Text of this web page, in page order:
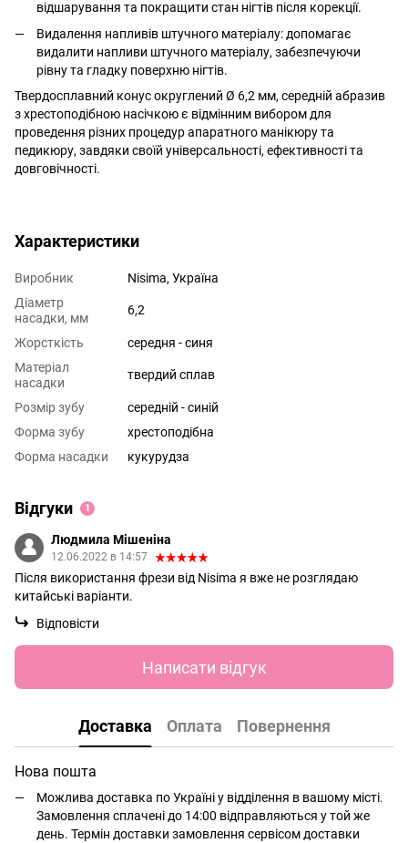
відшарування та покращити стан нігтів після корекції.
Видалення напливів штучного матеріалу: допомагає
видалити напливи штучного матеріалу, забезпечуючи
рівну та гладку поверхню нігтів.
Твердосплавний конус округлений Ø 6,2 мм, середній абразив
з хрестоподібною насічкою є відмінним вибором для
проведення різних процедур апаратного манікюру та
педикюру, завдяки своїй універсальності, ефективності та
довговічності.
Характеристики
Виробник
Nisima, Україна
Діаметр
насадки, мм
6,2
Жорсткість
середня - синя
Матеріал
насадки
твердий сплав
Розмір зубу
середній - синій
Форма зубу
хрестоподібна
Форма насадки
кукурудза
Відгуки 1
Людмила Мішеніна
12.06.2022 в 14:57
Після використання фрези від Nisima я вже не розглядаю
китайські варіанти.
Відповісти
Написати відгук
Доставка Оплата Повернення
Нова пошта
Можлива доставка по Україні у відділення в вашому місті.
Замовлення сплачені до 14:00 відправляються у той же
день. Термін доставки замовлення сервісом доставки